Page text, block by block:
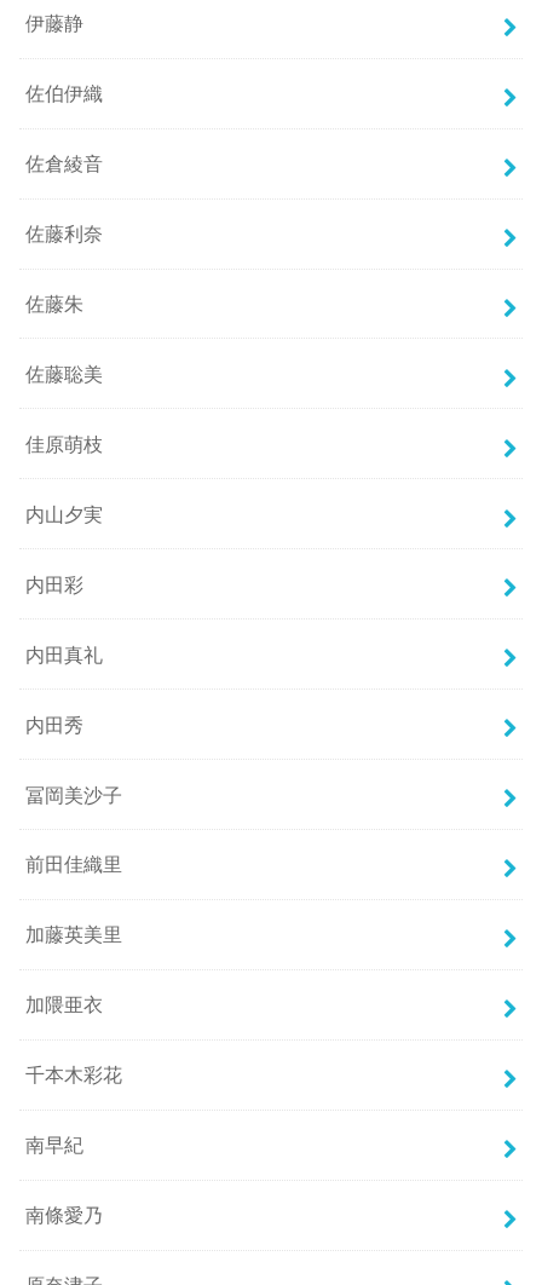
伊藤静
佐伯伊織
佐倉綾音
佐藤利奈
佐藤朱
佐藤聡美
佳原萌枝
内山夕実
内田彩
内田真礼
内田秀
冨岡美沙子
前田佳織里
加藤英美里
加隈亜衣
千本木彩花
南早紀
南條愛乃